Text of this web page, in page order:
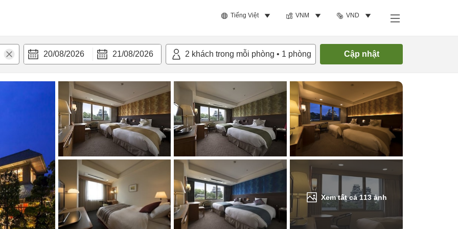
Tiếng Việt VNM VND
20/08/2026 21/08/2026 2 khách trong mỗi phòng • 1 phòng Cập nhật
Xem tất cả113ảnh
bật Tiện nghi Tìm phòng trống